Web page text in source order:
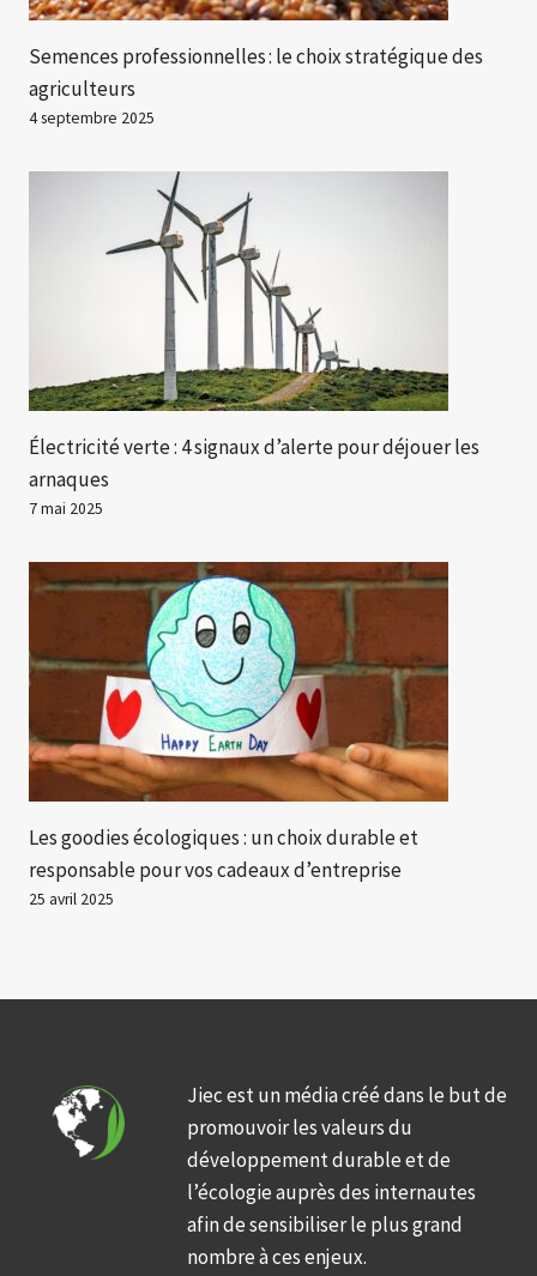
Semences professionnelles : le choix stratégique des
agriculteurs
4 septembre 2025
Électricité verte : 4 signaux d’alerte pour déjouer les
arnaques
7 mai 2025
Les goodies écologiques : un choix durable et
responsable pour vos cadeaux d’entreprise
25 avril 2025
Jiec est un média créé dans le but de
promouvoir les valeurs du
développement durable et de
l’écologie auprès des internautes
afin de sensibiliser le plus grand
nombre à ces enjeux.